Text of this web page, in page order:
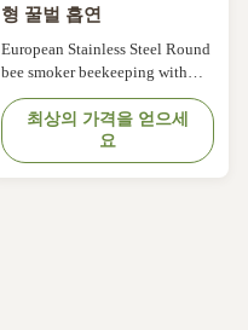
형 꿀벌 흡연
European Stainless Steel Round
bee smoker beekeeping with
inner tin M Descriptions: A
surrounding wire grid protects
you from the heat of the smoker,
allowing you to safely smoke
최상의 가격을 얻으세
요